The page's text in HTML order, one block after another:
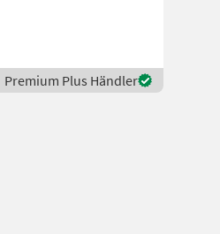
Premium Plus Händler